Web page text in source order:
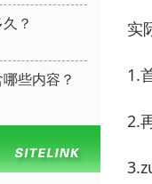
？
些内容？
实
1.
2.